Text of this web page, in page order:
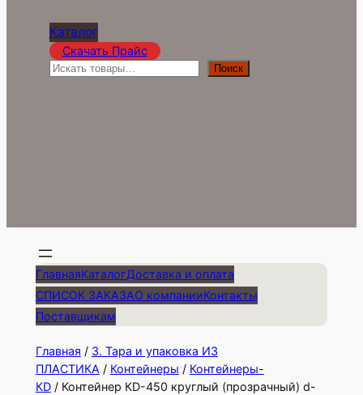
Каталог
Скачать Прайс
П
Поиск
ГлавнаяКаталогДоставка и оплата
СПИСОК ЗАКАЗАО компанииКонтакты
Поставщикам
Главная / 3. Тара и упаковка ИЗ
ПЛАСТИКА / Контейнеры / Контейнеры-
КD/ Контейнер КD-450 круглый (прозрачный) d-